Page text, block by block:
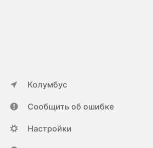
Колумбус
Сообщить об ошибке
Настройки